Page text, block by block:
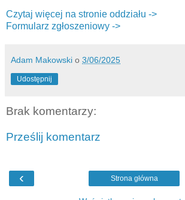
Czytaj więcej na stronie oddziału ->
Formularz zgłoszeniowy ->
Adam Makowski o 3/06/2025
Udostępnij
Brak komentarzy:
Prześlij komentarz
‹ Strona główna